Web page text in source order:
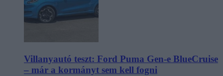
Villanyautó teszt: Ford Puma Gen-e BlueCruise
– már a kormányt sem kell fogni